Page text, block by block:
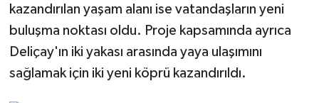
kazandırılan yaşam alanı ise vatandaşların yeni
buluşma noktası oldu. Proje kapsamında ayrıca
Deliçay'ın iki yakası arasında yaya ulaşımını
sağlamak için iki yeni köprü kazandırıldı.